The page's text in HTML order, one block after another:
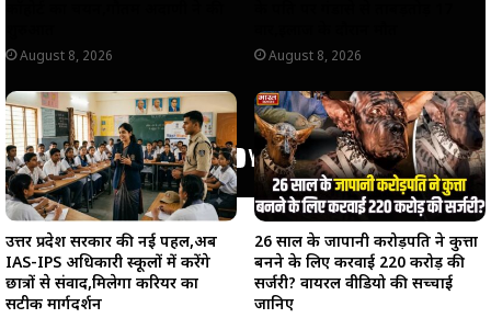
August 8, 2026 August 8, 2026
उत्तर प्रदेश सरकार की नई पहल,अब
IAS-IPS अधिकारी स्कूलों में करेंगे
छात्रों से संवाद,मिलेगा करियर का
सटीक मार्गदर्शन
26 साल के जापानी करोड़पति ने कुत्ता
बनने के लिए करवाई 220 करोड़ की
सर्जरी? वायरल वीडियो की सच्चाई
जानिए